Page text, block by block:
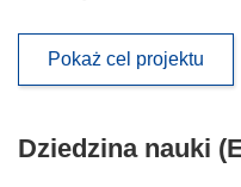
Pokaż cel projektu
Dziedzina nauki